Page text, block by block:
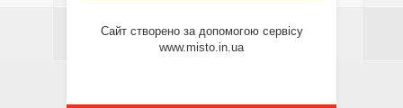
Сайт створено за допомогою сервісу
www.misto.in.ua